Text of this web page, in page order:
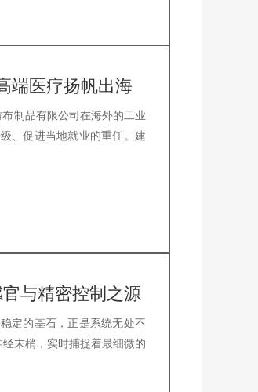
端医疗扬帆出海
制品有限公司在海外的工业
、促进当地就业的重任。建
与精密控制之源
定的基石，正是系统无处不
末梢，实时捕捉着最细微的